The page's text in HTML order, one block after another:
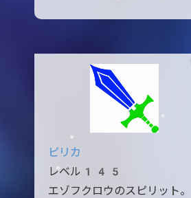
ピリカ
レベル145
エゾフクロウのスピリット。